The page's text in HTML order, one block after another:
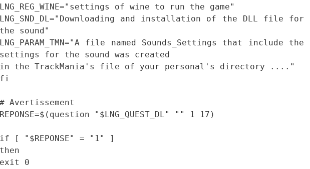
LNG_REG_WINE="settings of wine to run the game"
LNG_SND_DL="Downloading and installation of the DLL file for
the sound"
LNG_PARAM_TMN="A file named Sounds_Settings that include the
settings for the sound was created
in the TrackMania's file of your personal's directory ...."
fi
# Avertissement
REPONSE=$(question "$LNG_QUEST_DL" "" 1 17)
if [ "$REPONSE" = "1" ]
then
exit 0